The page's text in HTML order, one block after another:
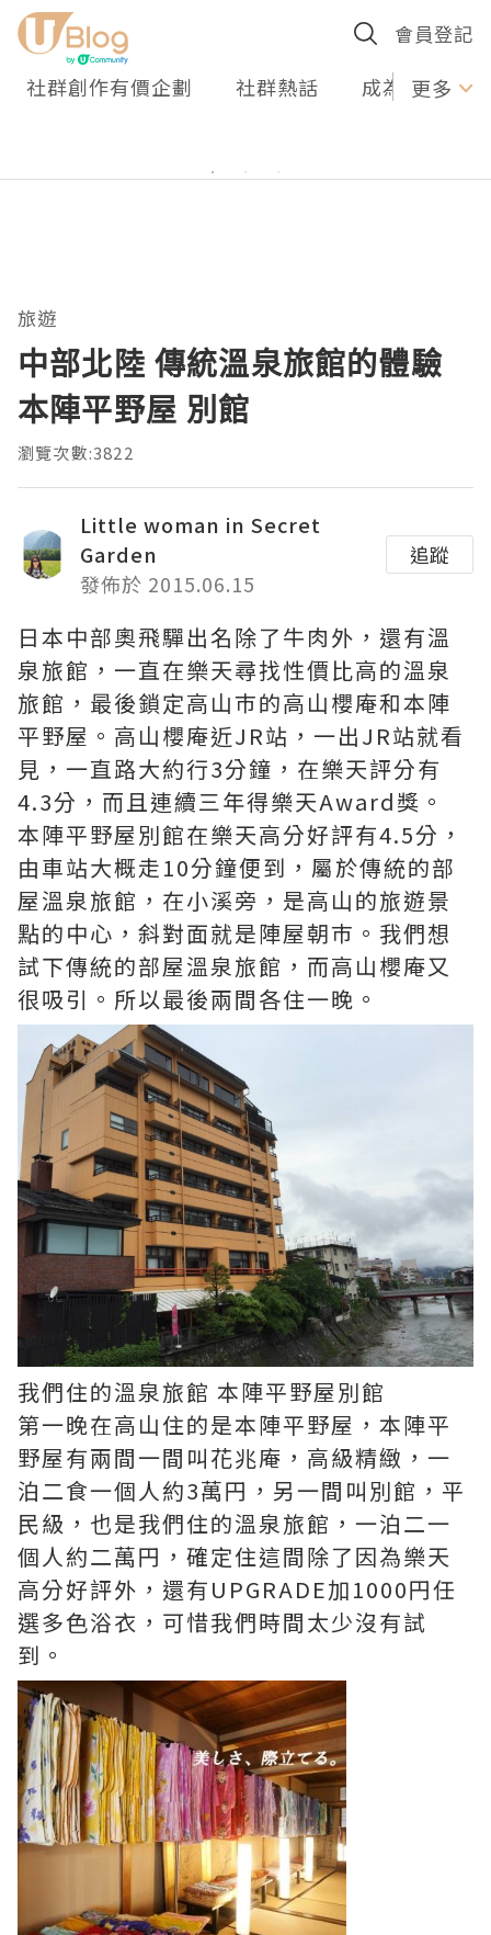
會員登記
社群創作有價企劃 社群熱話 成為U更多
旅遊
中部北陸 傳統溫泉旅館的體驗
本陣平野屋 別館
瀏覽次數:3822
Little woman in Secret
Garden
發佈於 2015.06.15
追蹤
日本中部奧飛驒出名除了牛肉外，還有溫
泉旅館，一直在樂天尋找性價比高的溫泉
旅館，最後鎖定高山巿的高山櫻庵和本陣
平野屋。高山櫻庵近JR站，一出JR站就看
見，一直路大約行3分鐘，在樂天評分有
4.3分，而且連續三年得樂天Award獎。
本陣平野屋別館在樂天高分好評有4.5分，
由車站大概走10分鐘便到，屬於傳統的部
屋溫泉旅館，在小溪旁，是高山的旅遊景
點的中心，斜對面就是陣屋朝巿。我們想
試下傳統的部屋溫泉旅館，而高山櫻庵又
很吸引。所以最後兩間各住一晚。
我們住的溫泉旅館 本陣平野屋別館
第一晚在高山住的是本陣平野屋，本陣平
野屋有兩間一間叫花兆庵，高級精緻，一
泊二食一個人約3萬円，另一間叫別館，平
民級，也是我們住的溫泉旅館，一泊二一
個人約二萬円，確定住這間除了因為樂天
高分好評外，還有UPGRADE加1000円任
選多色浴衣，可惜我們時間太少沒有試
到。